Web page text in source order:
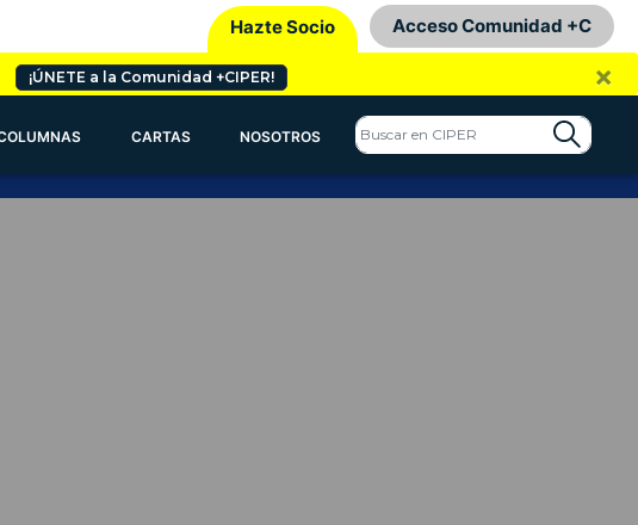
Hazte Socio Acceso Comunidad +C
¡ÚNETE a la Comunidad +CIPER! ×
CARTAS NOSOTROS